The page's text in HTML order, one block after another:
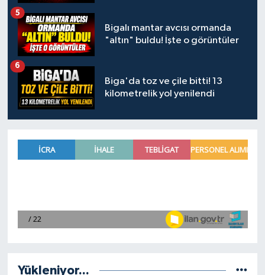
Bigalı mantar avcısı ormanda
"altın" buldu! İşte o görüntüler
5
Biga'da toz ve çile bitti! 13
kilometrelik yol yenilendi
6
Yükleniyor...